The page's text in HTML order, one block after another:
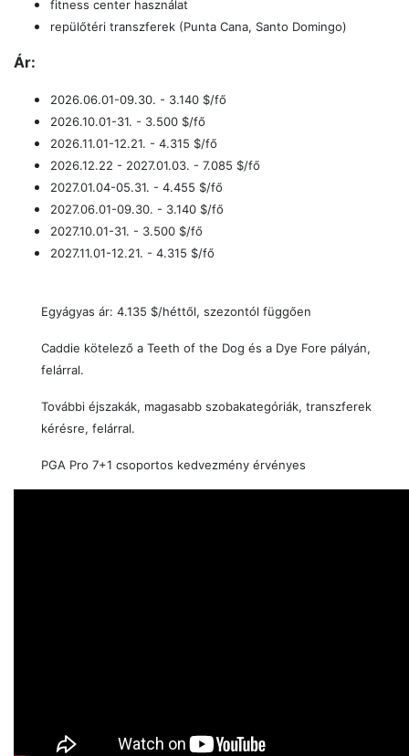
fitness center használat
repülőtéri transzferek (Punta Cana, Santo Domingo)
Ár:
2026.06.01-09.30. - 3.140 $/fő
2026.10.01-31. - 3.500 $/fő
2026.11.01-12.21. - 4.315 $/fő
2026.12.22 - 2027.01.03. - 7.085 $/fő
2027.01.04-05.31. - 4.455 $/fő
2027.06.01-09.30. - 3.140 $/fő
2027.10.01-31. - 3.500 $/fő
2027.11.01-12.21. - 4.315 $/fő
Egyágyas ár: 4.135 $/héttől, szezontól függően
Caddie kötelező a Teeth of the Dog és a Dye Fore pályán,
felárral.
További éjszakák, magasabb szobakategóriák, transzferek
kérésre, felárral.
PGA Pro 7+1 csoportos kedvezmény érvényes